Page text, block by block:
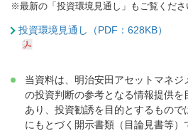
※最新の「投資環境見通し」もご覧くださ
投資環境見通し（PDF：628KB）
当資料は、明治安田アセットマネジ
の投資判断の参考となる情報提供
あり、投資勧誘を目的とするもので
にもとづく開示書類（目論見書等